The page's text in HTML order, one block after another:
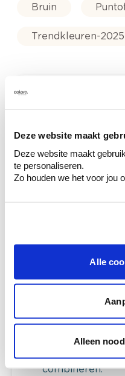
Deze website maakt
Deze website maakt
te personaliseren.
Zo houden we het voor jou
Alle
Alleen
Bruin
Trendkleuren-2025
ruimtes.
Krijg
en je meubels.
Ontdek er
kleurenselectie.
Bekijk er de
te verfijnen.
Krijg persoonlijk
combineren.